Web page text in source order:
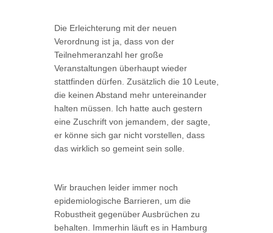
Die Erleichterung mit der neuen
Verordnung ist ja, dass von der
Teilnehmeranzahl her große
Veranstaltungen überhaupt wieder
stattfinden dürfen. Zusätzlich die 10 Leute,
die keinen Abstand mehr untereinander
halten müssen. Ich hatte auch gestern
eine Zuschrift von jemandem, der sagte,
er könne sich gar nicht vorstellen, dass
das wirklich so gemeint sein solle.
Wir brauchen leider immer noch
epidemiologische Barrieren, um die
Robustheit gegenüber Ausbrüchen zu
behalten. Immerhin läuft es in Hamburg